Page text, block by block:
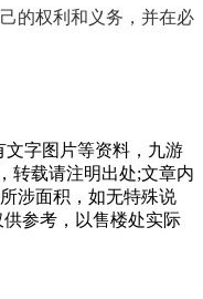
的权利和义务，并在必
文字图片等资料，九游
转载请注明出处;文章内
涉面积，如无特殊说
参考，以售楼处实际